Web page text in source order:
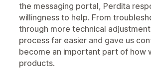
the messaging portal, Perdita
willingness to help. From
through more technical
process far easier and gave us
become an important part of how
products.